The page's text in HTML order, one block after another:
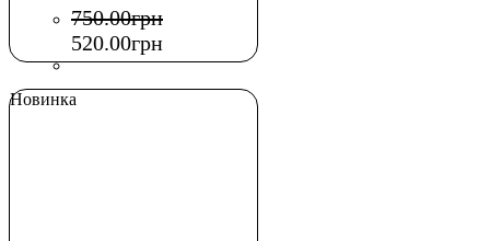
750.00грн
520.00грн
Новинка